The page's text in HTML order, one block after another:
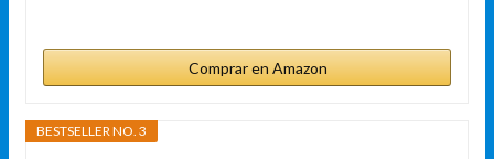
Comprar en Amazon
BESTSELLER NO. 3